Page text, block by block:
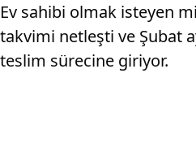
Ev sahibi olmak isteyen
takvimi netleşti ve Şubat
teslim sürecine giriyor.